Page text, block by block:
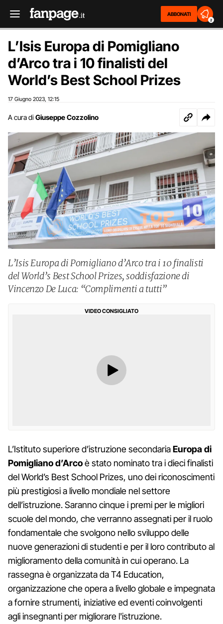
ABBONATI
2
L’Isis Europa di Pomigliano
d’Arco tra i 10 finalisti del
World’s Best School Prizes
17 Giugno 2023 12:15
A cura di Giuseppe Cozzolino
L’Isis Europa di Pomigliano d’Arco tra i 10 finalisti
del World’s Best School Prizes, soddisfazione di
Vincenzo De Luca: “Complimenti a tutti”
VIDEO CONSIGLIATO
L’Istituto superiore d’istruzione secondariaEuropa di
Pomigliano d’Arcoè stato nominato tra i dieci finalisti
del World’s Best School Prizes, uno dei riconoscimenti
più prestigiosi a livello mondiale nel settore
dell’istruzione. Saranno cinque i premi per le migliori
scuole del mondo, che verranno assegnati per il ruolo
fondamentale che svolgono nello sviluppo delle
nuove generazioni di studenti e per il loro contributo al
miglioramento della comunità in cui operano. La
rassegna è organizzata da T4 Education,
organizzazione che opera a livello globale e impegnata
a fornire strumenti, iniziative ed eventi coinvolgenti
agli insegnanti per migliorare l'istruzione.